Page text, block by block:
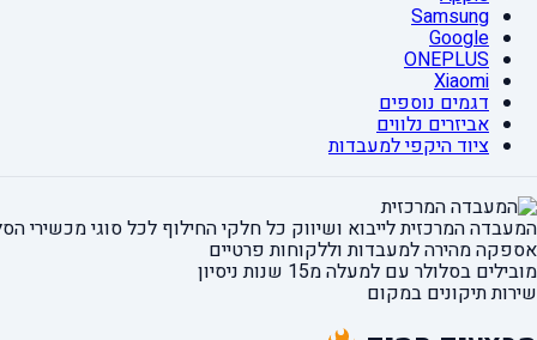
Samsung
Google
ONEPLUS
Xiaomi
דגמים נוספים
אביזרים נלווים
ציוד היקפי למעבדות
המעבדה המרכזית לייבוא ושיווק כל חלקי החילוף לכל סוגי מכשירי
אספקה מהירהלמעבדות וללקוחות פרטיים
מובילים בסלולר עם למעלה מ15 שנות ניסיון
שירות תיקונים במקום